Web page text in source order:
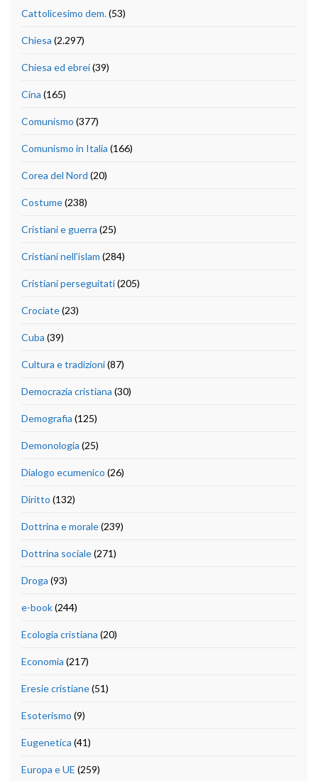
Cattolicesimo dem.(53)
Chiesa (2.297)
Chiesa ed ebrei(39)
Cina (165)
Comunismo (377)
Comunismo in Italia (166)
Corea del Nord (20)
Costume(238)
Cristiani e guerra (25)
Cristiani nell'islam (284)
Cristiani perseguitati(205)
Crociate(23)
Cuba (39)
Cultura e tradizioni(87)
Democrazia cristiana (30)
Demografia (125)
Demonologia (25)
Dialogo ecumenico (26)
Diritto (132)
Dottrina e morale(239)
Dottrina sociale(271)
Droga (93)
e-book(244)
Ecologia cristiana (20)
Economia (217)
Eresie cristiane(51)
Esoterismo (9)
Eugenetica (41)
Europa e UE (259)